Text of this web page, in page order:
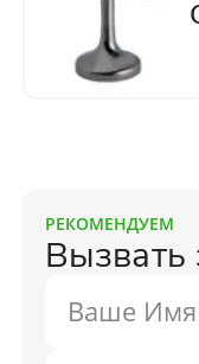
РЕКОМЕНДУЕМ